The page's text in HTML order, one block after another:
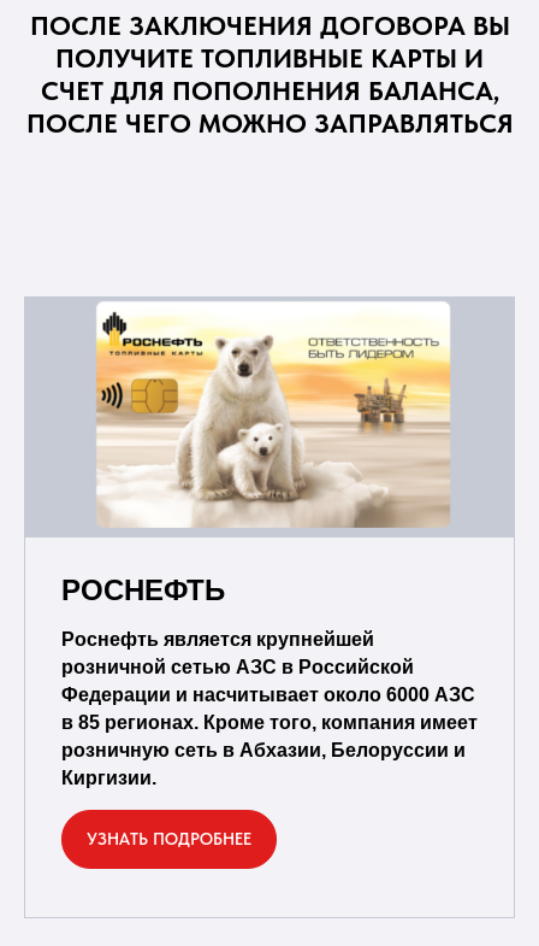
ПОСЛЕ ЗАКЛЮЧЕНИЯ ДОГОВОРА ВЫ
ПОЛУЧИТЕ ТОПЛИВНЫЕ КАРТЫ И
СЧЕТ ДЛЯ ПОПОЛНЕНИЯ БАЛАНСА,
ПОСЛЕ ЧЕГО МОЖНО ЗАПРАВЛЯТЬСЯ
РОСНЕФТЬ
Роснефть является крупнейшей
розничной сетью АЗС в Российской
Федерации и насчитывает около 6000 АЗС
в 85 регионах. Кроме того, компания имеет
розничную сеть в Абхазии, Белоруссии и
Киргизии.
УЗНАТЬ ПОДРОБНЕЕ